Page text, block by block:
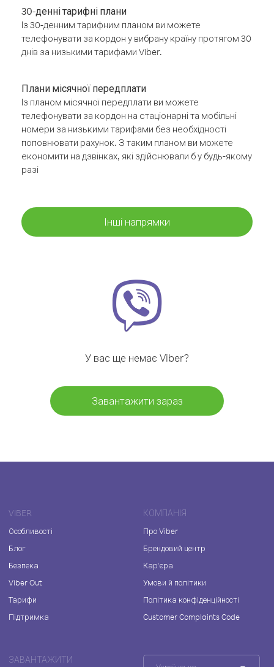
30-денні тарифні плани
Із 30-денним тарифним планом ви можете
телефонувати за кордон у вибрану країну протягом 30
днів за низькими тарифами Viber.
Плани місячної передплати
Із планом місячної передплати ви можете
телефонувати за кордон на стаціонарні та мобільні
номери за низькими тарифами без необхідності
поповнювати рахунок. З таким планом ви можете
економити на дзвінках, які здійснювали б у будь-якому
разі
Інші напрямки
У вас ще немає Viber?
Завантажити зараз
VIBER
Особливості
Блог
Безпека
Viber Out
Тарифи
Підтримка
КОМПАНІЯ
Про Viber
Брендовий центр
Кар'єра
Умови й політики
Політика конфіденційності
Customer Complaints Code
ЗАВАНТАЖИТИ